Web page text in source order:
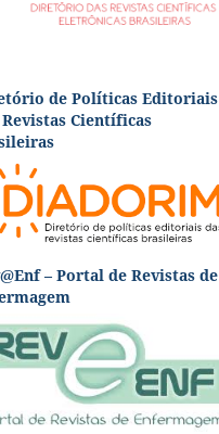
de Políticas Editoriais
Revistas Científicas
– Portal de Revistas de